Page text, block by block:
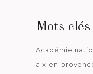
Mots clés
Académie
aix-en-